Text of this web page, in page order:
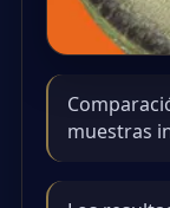
muestras